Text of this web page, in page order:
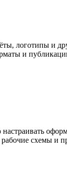
логотипы и
и
схемы и